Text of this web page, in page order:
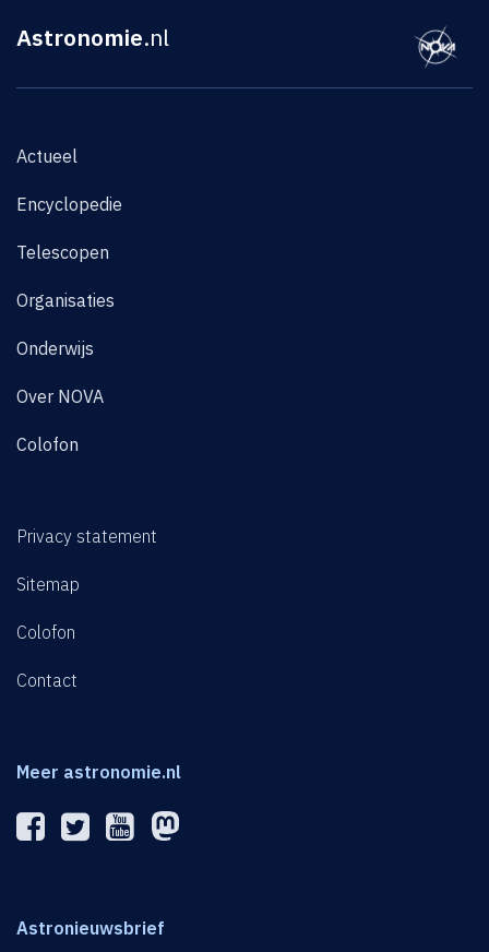
Astronomie.nl
Actueel
Encyclopedie
Telescopen
Organisaties
Onderwijs
Over NOVA
Colofon
Privacy statement
Sitemap
Colofon
Contact
Meer astronomie.nl
Astronieuwsbrief